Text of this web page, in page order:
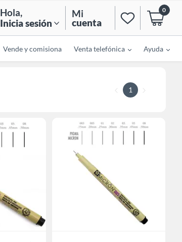
Hola,
Inicia sesión
Mi
cuenta
0
Vende y comisiona Venta telefónica Ayuda
1